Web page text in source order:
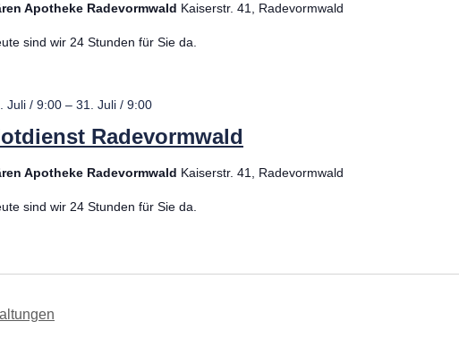
Apotheke Radevormwald Kaiserstr. 41, Radevormwald
sind wir 24 Stunden für Sie da.
Radevormwald
Juli / 9:00– 31. Juli / 9:00
Apotheke Radevormwald Kaiserstr. 41, Radevormwald
sind wir 24 Stunden für Sie da.